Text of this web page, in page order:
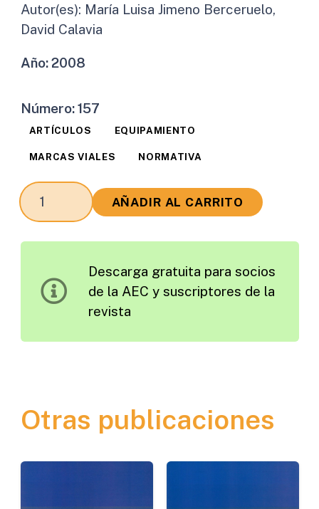
Autor(es): María Luisa Jimeno Berceruelo,
David Calavia
Año:2008
Número:157
ARTÍCULOS EQUIPAMIENTO
MARCAS VIALES NORMATIVA
Señalización
Horizontal
AÑADIR AL CARRITO
Descarga gratuita para socios
de la AEC y suscriptores de la
revista
Otras publicaciones